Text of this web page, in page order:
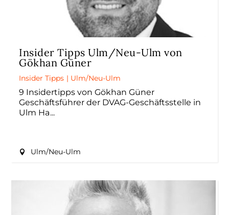
Insider Tipps Ulm/Neu-Ulm von
Gökhan Güner
Insider Tipps | Ulm/Neu-Ulm
9 Insidertipps von Gökhan Güner
Geschäftsführer der DVAG-Geschäftsstelle in
Ulm Ha
Ulm/Neu-Ulm